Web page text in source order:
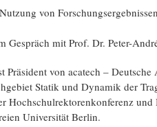
von
Gespräch mit Prof. Dr. Peter-
von acatech – Deutsche
Statik und Dynamik der
Hochschulrektorenkonferenz
Universität Berlin.